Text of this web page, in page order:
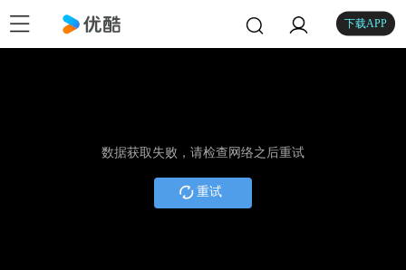
下载APP
数据获取失败，请检查网络之后重试
重试